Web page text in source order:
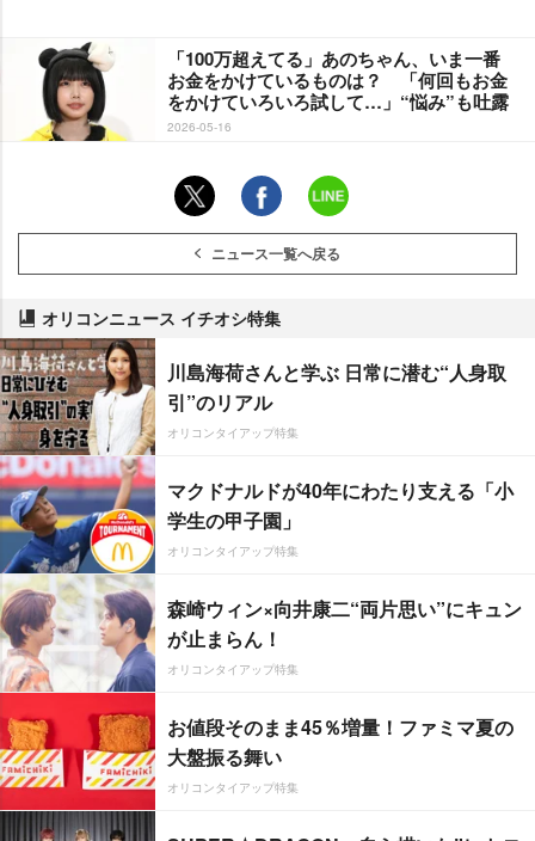
「100万超えてる」あのちゃん、いま一番
お金をかけているものは？ 「何回もお金
をかけていろいろ試して…」“悩み”も吐露
2026-05-16
ニュース一覧へ戻る
オリコンニュース イチオシ特集
川島海荷さんと学ぶ 日常に潜む“人身取
引”のリアル
オリコンタイアップ特集
マクドナルドが40年にわたり支える「小
学生の甲子園」
オリコンタイアップ特集
森崎ウィン×向井康二“両片思い”にキュン
が止まらん！
オリコンタイアップ特集
お値段そのまま45％増量！ファミマ夏の
大盤振る舞い
オリコンタイアップ特集